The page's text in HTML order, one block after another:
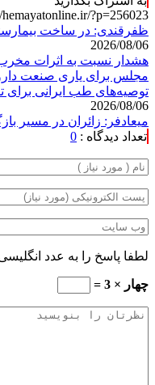
hemayatonline.ir/?p=256023
ظفرقندی: در ساخت
2026/08/06
هشدار نسبت به اثرات
مجلس برای یاری صنعت
توصیه‌های طب ایرانی برای
2026/08/06
میعادفر: زائران در مسیر
تعداد دیدگاه : 0
لطفا پاسخ را به عدد
چهار × 3 =